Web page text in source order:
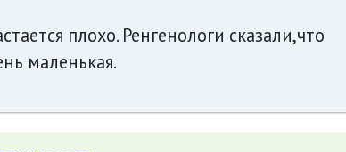
плохо. Ренгенологи сказали,что
маленькая.